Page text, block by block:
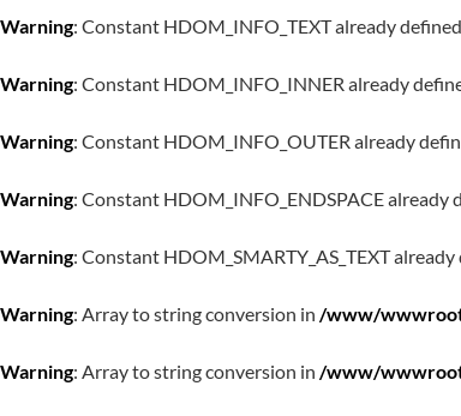
Warning: Constant HDOM_INFO_TEXT already
Warning: Constant HDOM_INFO_INNER already
Warning: Constant HDOM_INFO_OUTER already
Warning: Constant HDOM_INFO_ENDSPACE already
Warning: Constant HDOM_SMARTY_AS_TEXT
Warning: Array to string conversion in /www/
Warning: Array to string conversion in /www/